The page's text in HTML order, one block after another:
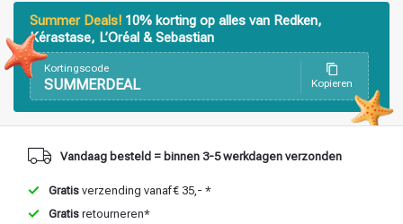
Haarstyling Haarkleuring
Summer Deals! 10% korting op alles van Redken,
Kérastase, L’Oréal & Sebastian
Kortingscode
SUMMERDEAL Kopieren
Vandaag besteld = binnen 3-5 werkdagen verzonden
Gratis verzending vanaf € 35,- *
Gratis retourneren*